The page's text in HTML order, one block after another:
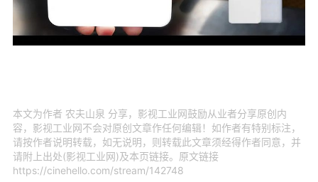
本文为作者 农夫山泉 分享，影视工业网鼓励从业者分享原创内
容，影视工业网不会对原创文章作任何编辑！如作者有特别标注，
请按作者说明转载，如无说明，则转载此文章须经得作者同意，并
请附上出处(影视工业网)及本页链接。原文链接
https://cinehello.com/stream/142748